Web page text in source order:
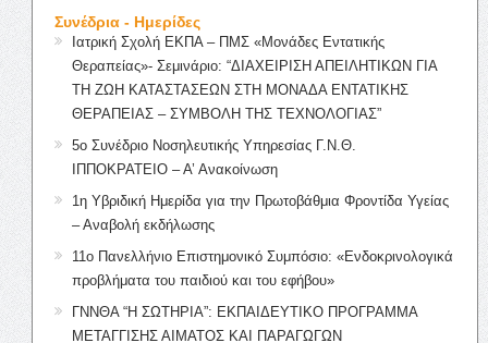
Συνέδρια - Ημερίδες
Ιατρική Σχολή ΕΚΠΑ – ΠΜΣ «Μονάδες Εντατικής
Θεραπείας»- Σεμινάριο: “ΔΙΑΧΕΙΡΙΣΗ ΑΠΕΙΛΗΤΙΚΩΝ ΓΙΑ
ΤΗ ΖΩΗ ΚΑΤΑΣΤΑΣΕΩΝ ΣΤΗ ΜΟΝΑΔΑ ΕΝΤΑΤΙΚΗΣ
ΘΕΡΑΠΕΙΑΣ – ΣΥΜΒΟΛΗ ΤΗΣ ΤΕΧΝΟΛΟΓΙΑΣ”
5ο Συνέδριο Νοσηλευτικής Υπηρεσίας Γ.Ν.Θ.
ΙΠΠΟΚΡΑΤΕΙΟ – Α’ Ανακοίνωση
1η Υβριδική Ημερίδα για την Πρωτοβάθμια Φροντίδα Υγείας
– Αναβολή εκδήλωσης
11ο Πανελλήνιο Επιστημονικό Συμπόσιο: «Ενδοκρινολογικά
προβλήματα του παιδιού και του εφήβου»
ΓΝΝΘΑ “Η ΣΩΤΗΡΙΑ”: ΕΚΠΑΙΔΕΥΤΙΚΟ ΠΡΟΓΡΑΜΜΑ
ΜΕΤΑΓΓΙΣΗΣ ΑΙΜΑΤΟΣ ΚΑΙ ΠΑΡΑΓΩΓΩΝ